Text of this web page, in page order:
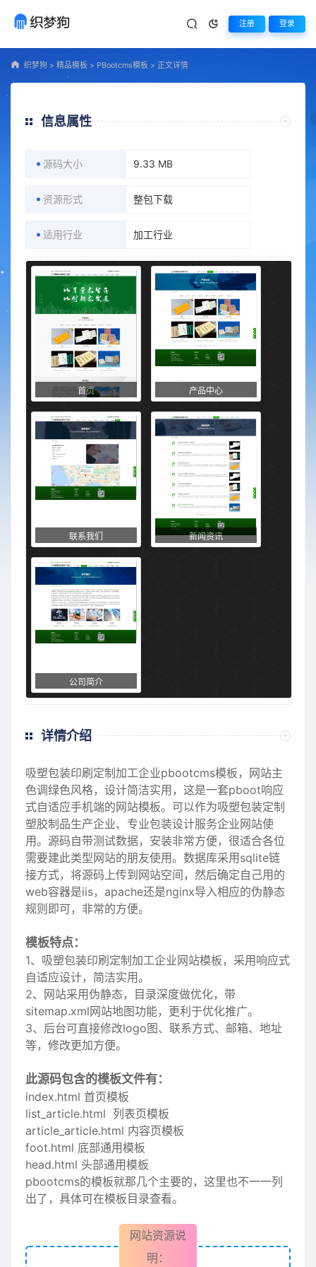
注册 登录
织梦狗 > 精品模板 > PBootcms模板 > 正文详情
信息属性
源码大小 9.33 MB
资源形式 整包下载
适用行业 加工行业
首页 产品中心
联系我们 新闻资讯
公司简介
详情介绍
吸塑包装印刷定制加工企业pbootcms模板，网站主
色调绿色风格，设计简洁实用，这是一套pboot响应
式自适应手机端的网站模板。可以作为吸塑包装定制
塑胶制品生产企业、专业包装设计服务企业网站使
用。源码自带测试数据，安装非常方便，很适合各位
需要建此类型网站的朋友使用。数据库采用sqlite链
接方式，将源码上传到网站空间，然后确定自己用的
web容器是iis，apache还是nginx导入相应的伪静态
规则即可，非常的方便。
模板特点：
1、 吸塑包装印刷定制加工企业网站模板，采用响应式
自适应设计，简洁实用。
2、网站采用伪静态，目录深度做优化，带
sitemap.xml网站地图功能，更利于优化推广。
3、后台可直接修改logo图、联系方式、邮箱、地址
等，修改更加方便。
此源码包含的模板文件有：
index.html 首页模板
list_article.html 列表页模板
article_article.html 内容页模板
foot.html 底部通用模板
head.html 头部通用模板
pbootcms的模板就那几个主要的，这里也不一一列
出了，具体可在模板目录查看。
网站资源说
明：